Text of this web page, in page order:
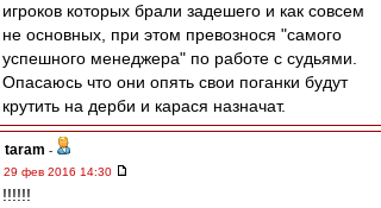
игроков которых брали задешего и как совсем
не основных, при этом превознося "самого
успешного менеджера" по работе с судьями.
Опасаюсь что они опять свои поганки будут
крутить на дерби и карася назначат.
taram -
29 фев 2016 14:30
!!!!!!